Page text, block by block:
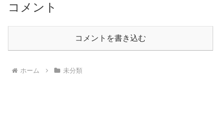
コメント
コメントを書き込む
ホーム 未分類